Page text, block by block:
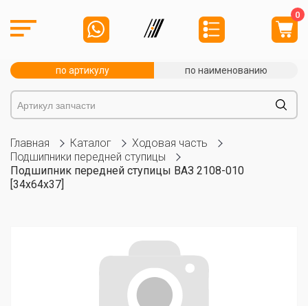
0
по артикулу по наименованию
Главная Каталог
Ходовая часть
Подшипники передней ступицы
Подшипник передней ступицы ВАЗ 2108-010
[34x64x37]